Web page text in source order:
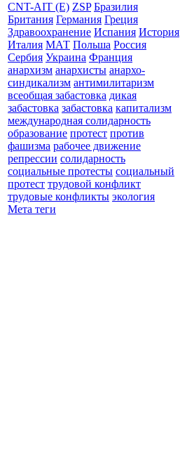
CNT-AIT (E) ZSP Бразилия
Британия Германия Греция
Здравоохранение Испания История
Италия МАТ Польша Россия
Сербия Украина Франция
анархизм анархисты анархо-
синдикализм антимилитаризм
всеобщая забастовка дикая
забастовка забастовка капитализм
международная солидарность
образование протест против
фашизма рабочее движение
репрессии солидарность
социальные протесты социальный
протест трудовой конфликт
трудовые конфликты экология
Мета теги